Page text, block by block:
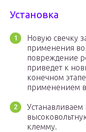
Установка
Новую свечку
применения
повреждение
приведет к
конечном
применением
клемму.